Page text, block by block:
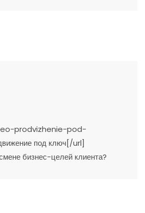
prodvizhenie-pod-
под ключ[/url]
бизнес-целей клиента?